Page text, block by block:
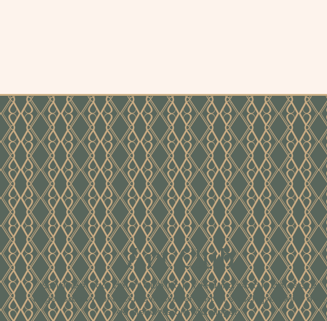
Art Club
Schrijf je in voor de Art Club. Na je toelating word je als eerste
uitgenodigd voor exclusieve evenementen en schrijven wij je over
de nieuwste ontwikkelingen.